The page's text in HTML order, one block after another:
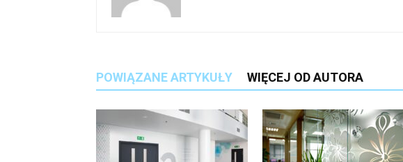
POWIĄZANE ARTYKUŁY WIĘCEJ OD AUTORA